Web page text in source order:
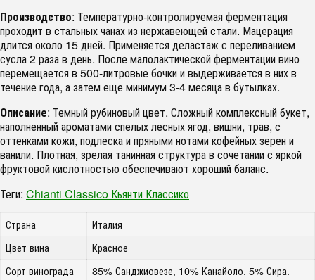
Производство: Температурно-контролируемая ферментация
проходит в стальных чанах из нержавеющей стали. Мацерация
длится около 15 дней. Применяется деластаж с переливанием
сусла 2 раза в день. После малолактической ферментации вино
перемещается в 500-литровые бочки и выдерживается в них в
течение года, а затем еще минимум 3-4 месяца в бутылках.
Описание: Темный рубиновый цвет. Сложный комплексный букет,
наполненный ароматами спелых лесных ягод, вишни, трав, с
оттенками кожи, подлеска и пряными нотами кофейных зерен и
ванили. Плотная, зрелая танинная структура в сочетании с яркой
фруктовой кислотностью обеспечивают хороший баланс.
Теги: Chianti Classico Кьянти Классико
Страна
Италия
Цвет вина
Красное
Сорт винограда
85% Санджиовезе, 10% Канайоло, 5% Сира.